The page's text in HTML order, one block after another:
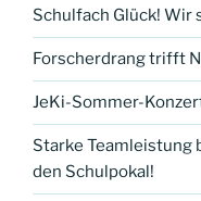
Schulfach Glück! Wir
Forscherdrang trifft
JeKi-Sommer-
Starke Teamleistung
den Schulpokal!